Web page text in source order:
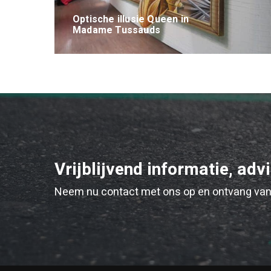
Optische illusie Queen in
Madame Tussauds
Vrijblijvend informatie,
Neem nu contact met ons op en ontvang